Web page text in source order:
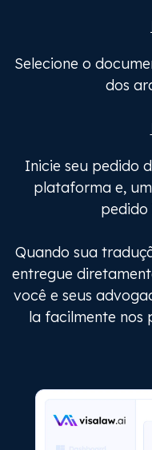
Selecione o
dos
Inicie seu pedido
plataforma e,
pedido
Quando sua
entregue
você e seus
la facilmente nos